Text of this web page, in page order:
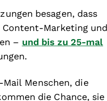
besagen, dass
Content-Marketing und
– und bis zu 25-mal
Menschen, die
die Chance, sie